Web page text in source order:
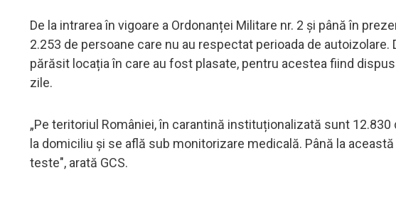
De la intrarea în vigoare a Ordonanței Militare nr. 2 și până în
2.253 de persoane care nu au respectat perioada de
părăsit locația în care au fost plasate, pentru acestea fiind
zile.
„Pe teritoriul României, în carantină instituționalizată sunt
la domiciliu și se află sub monitorizare medicală. Până la
teste", arată GCS.